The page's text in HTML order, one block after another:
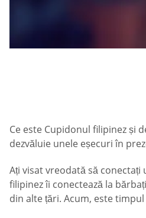
Ce este Cupidonul filipinez și
dezvăluie unele eșecuri în
Ați visat vreodată să
filipinez îi conectează la
din alte țări. Acum, este